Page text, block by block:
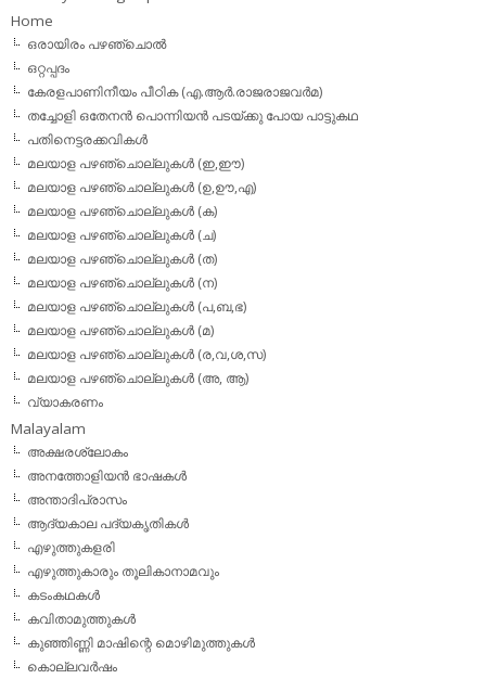
Home
ഒരായിരം പഴഞ്ചൊല്‍
ഒറ്റപ്പദം
കേരളപാണിനീയം പീഠിക (എ.ആര്‍.രാജരാജവര്‍മ)
തച്ചോളി ഒതേനൻ പൊന്നിയൻ പടയ്‌ക്കു പോയ പാട്ടുകഥ
പതിനെട്ടരക്കവികള്‍
മലയാള പഴഞ്ചൊല്ലുകള്‍ (ഇ,ഈ)
മലയാള പഴഞ്ചൊല്ലുകള്‍ (ഉ,ഊ,എ)
മലയാള പഴഞ്ചൊല്ലുകള്‍ (ക)
മലയാള പഴഞ്ചൊല്ലുകള്‍ (ച)
മലയാള പഴഞ്ചൊല്ലുകള്‍ (ത)
മലയാള പഴഞ്ചൊല്ലുകള്‍ (ന)
മലയാള പഴഞ്ചൊല്ലുകള്‍ (പ,ബ,ഭ)
മലയാള പഴഞ്ചൊല്ലുകള്‍ (മ)
മലയാള പഴഞ്ചൊല്ലുകള്‍ (ര,വ,ശ,സ)
മലയാള പഴഞ്ചൊല്ലുകൾ (അ, ആ)
വ്യാകരണം
Malayalam
അക്ഷരശ്ലോകം
അനത്തോളിയന്‍ ഭാഷകള്‍
അന്താദിപ്രാസം
ആദ്യകാല പദ്യകൃതികള്‍
എഴുത്തുകളരി
എഴുത്തുകാരും തൂലികാനാമവും
കടംകഥകള്‍
കവിതാമുത്തുകള്‍
കുഞ്ഞിണ്ണി മാഷിന്റെ മൊഴിമുത്തുകള്‍
കൊല്ലവര്‍ഷം